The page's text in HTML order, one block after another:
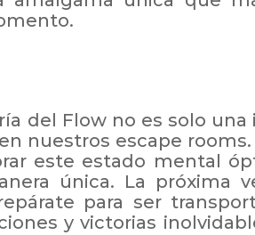
del Flow no es solo
nuestros escape
este estado mental
única. La próxima
para ser
y victorias